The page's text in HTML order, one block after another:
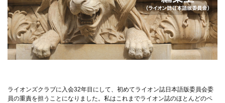
ライオンズクラブに入会32年目にして、初めてライオン誌日本語版委員会委
員の重責を担うことになりました。私はこれまでライオン誌のほとんどのペ